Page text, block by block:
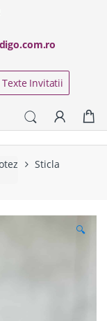
Texte Invitatii
Sticla
🔍